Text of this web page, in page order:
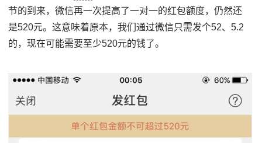
节的到来，微信再一次提高了一对一的红包额度，仍然还
是520元。这意味着原本，我们通过微信只需发个52、5.2
的，现在可能需要至少520元的钱了。